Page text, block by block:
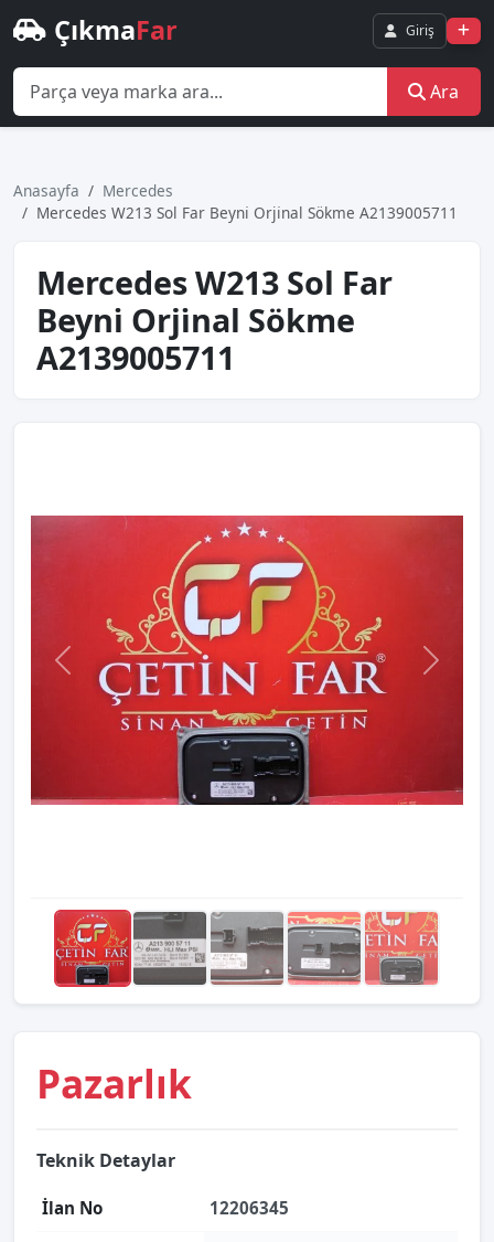
ÇıkmaFar Giriş
Ara
Anasayfa
Mercedes
Mercedes W213 Sol Far Beyni̇ Orji̇nal Sökme A2139005711
Mercedes W213 Sol Far
Beyni̇ Orji̇nal Sökme
A2139005711
Pazarlık
Teknik Detaylar
İlan No 12206345